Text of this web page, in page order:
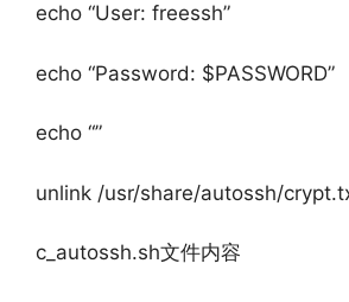
echo “User: freessh”
echo “Password: $PASSWORD”
echo “”
unlink /usr/share/autossh/
c_autossh.sh文件内容